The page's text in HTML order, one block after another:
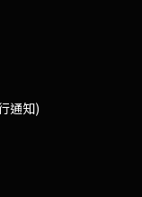
通知)